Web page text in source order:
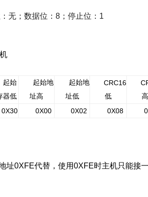
无；数据位： 8；停止位： 1
起始
器低
起始地
址高
起始地
址低
CRC16
低 高
0X30 0X00 0X02 0X08 0
址0XFE代替，使用0XFE时主机只能接